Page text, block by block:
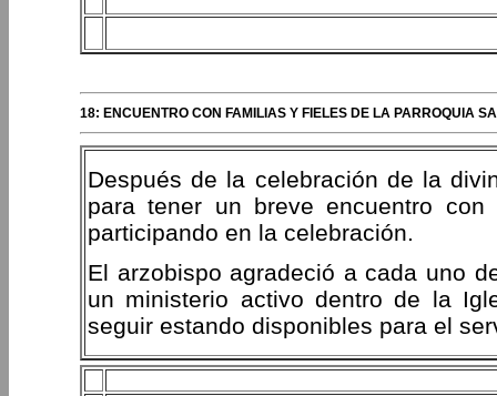
18: ENCUENTRO CON FAMILIAS Y FIELES DE LA PARROQUIA
Después de la celebración de la
para tener un breve encuentro
participando en la celebración.
El arzobispo agradeció a cada uno
un ministerio activo dentro de la
seguir estando disponibles para el